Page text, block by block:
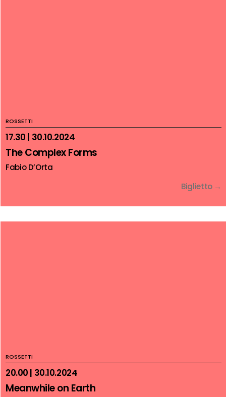
ROSSETTI
17.30 | 30.10.2024
The Complex Forms
Fabio D’Orta
Biglietto →
ROSSETTI
20.00 | 30.10.2024
Meanwhile on Earth